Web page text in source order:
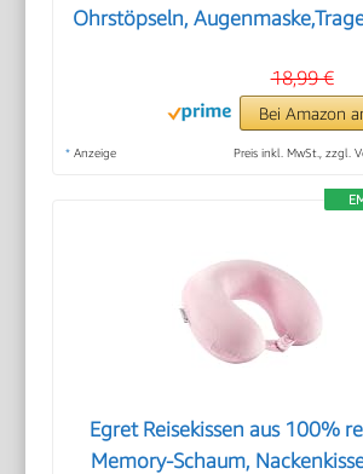
Ohrstöpseln,
18,99 €
Bei Amazon
* Anzeige Preis inkl. MwSt., zzgl.
Egret Reisekissen aus 100%
Memory-Schaum,